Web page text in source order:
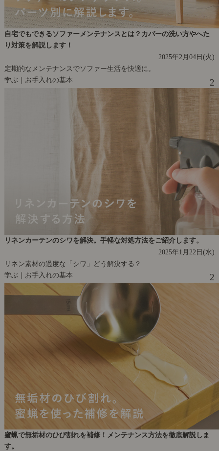
自宅でもできるソファーメンテナンスとは？カバーの洗い方やへた
り対策を解説します！
2025年2月04日(火)
定期的なメンテナンスでソファー生活を快適に。
学ぶ｜お手入れの基本
2
リネンカーテンのシワを解決。手軽な対処方法をご紹介します。
2025年1月22日(水)
リネン素材の過度な「シワ」どう解決する？
学ぶ｜お手入れの基本
2
蜜蝋で無垢材のひび割れを補修！メンテナンス方法を徹底解説しま
す。